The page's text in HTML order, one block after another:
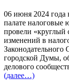
06 июня 2024 года
палате налоговые
провели «круглый
изменений в
Законодательного
городской Думы,
делового
(далее…)